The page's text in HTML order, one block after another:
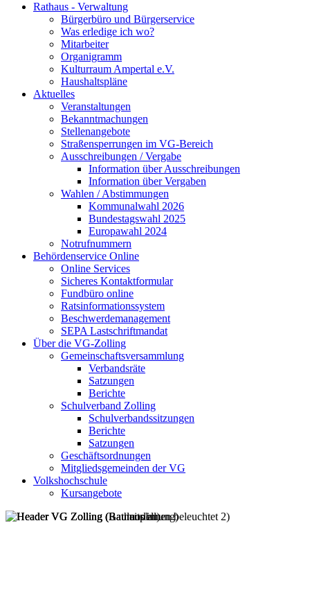
Rathaus - Verwaltung
Bürgerbüro und Bürgerservice
Was erledige ich wo?
Mitarbeiter
Organigramm
Kulturraum Ampertal e.V.
Haushaltspläne
Aktuelles
Veranstaltungen
Bekanntmachungen
Stellenangebote
Straßensperrungen im VG-Bereich
Ausschreibungen / Vergabe
Information über Ausschreibungen
Information über Vergaben
Wahlen / Abstimmungen
Kommunalwahl 2026
Bundestagswahl 2025
Europawahl 2024
Notrufnummern
Behördenservice Online
Online Services
Sicheres Kontaktformular
Fundbüro online
Ratsinformationssystem
Beschwerdemanagement
SEPA Lastschriftmandat
Über die VG-Zolling
Gemeinschaftsversammlung
Verbandsräte
Satzungen
Berichte
Schulverband Zolling
Schulverbandssitzungen
Berichte
Satzungen
Geschäftsordnungen
Mitgliedsgemeinden der VG
Volkshochschule
Kursangebote